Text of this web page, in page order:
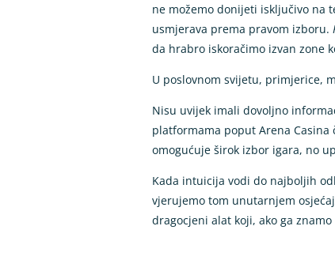
ne možemo donijeti isključivo na
usmjerava prema pravom izboru.
da hrabro iskoračimo izvan zone
U poslovnom svijetu, primjerice,
Nisu uvijek imali dovoljno
platformama poput Arena
omogućuje širok izbor igara, no
Kada intuicija vodi do najboljih
vjerujemo tom unutarnjem
dragocjeni alat koji, ako ga